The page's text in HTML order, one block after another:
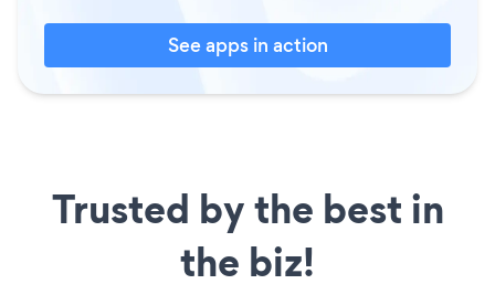
See apps in action
Trusted by the best in
the biz!